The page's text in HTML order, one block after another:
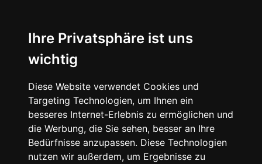
Ihre Privatsphäre ist uns
wichtig
Diese Website verwendet Cookies und
Targeting Technologien, um Ihnen ein
besseres Internet-Erlebnis zu ermöglichen und
die Werbung, die Sie sehen, besser an Ihre
Bedürfnisse anzupassen. Diese Technologien
nutzen wir außerdem, um Ergebnisse zu